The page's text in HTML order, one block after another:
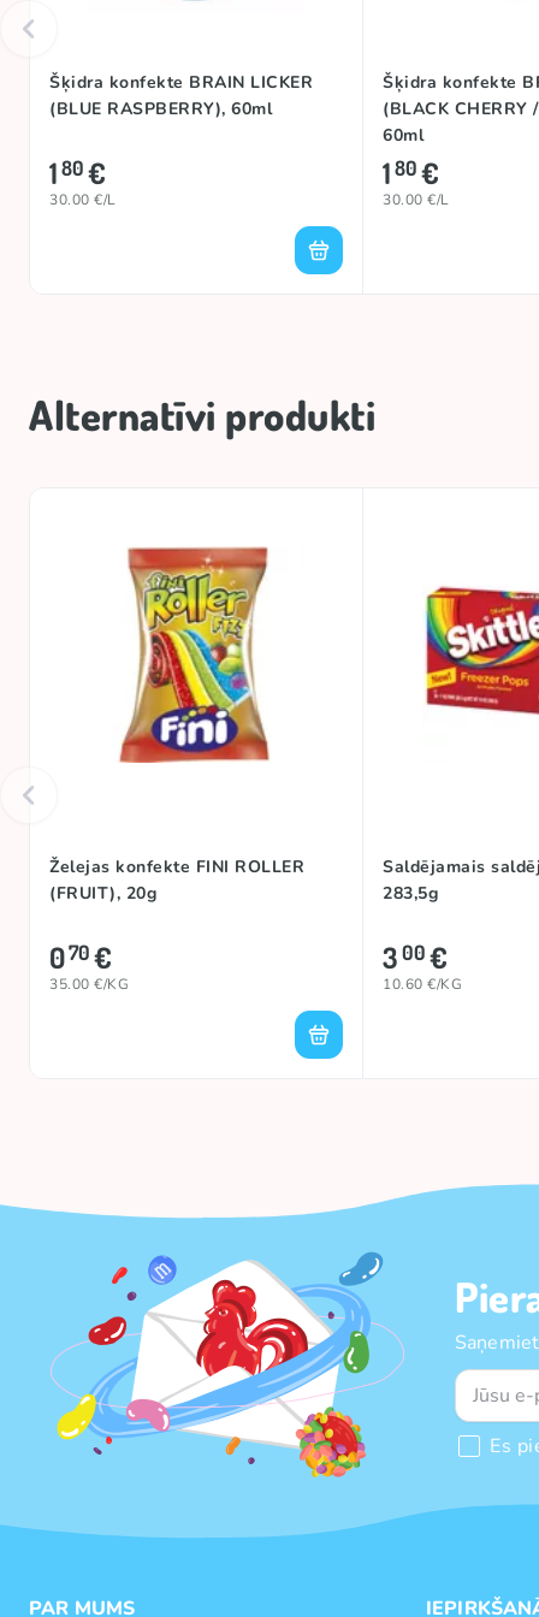
Šķidra konfekte BRAIN LICKER
(BLUE RASPBERRY), 60ml
180€
30.00 €/L
Šķidra konfekte
(BLACK CHERRY
60ml
180€
30.00 €/L
Alternatīvi produkti
Želejas konfekte FINI ROLLER
(FRUIT), 20g
070€
35.00 €/KG
Saldējamais
283,5g
300€
10.60 €/KG
Es
PAR MUMS